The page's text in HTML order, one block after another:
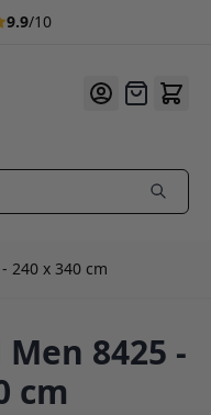
9.9/10
Offerte
240 x 340 cm
8425 -
cm